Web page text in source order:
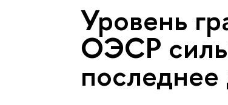
Уровень
ОЭСР
последнее